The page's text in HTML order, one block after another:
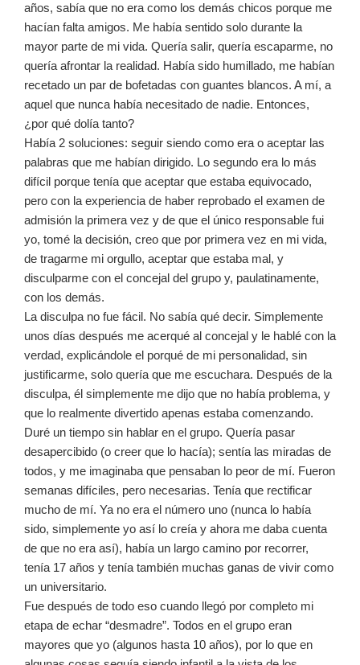
años, sabía que no era como los demás chicos porque me
hacían falta amigos. Me había sentido solo durante la
mayor parte de mi vida. Quería salir, quería escaparme, no
quería afrontar la realidad. Había sido humillado, me habían
recetado un par de bofetadas con guantes blancos. A mí, a
aquel que nunca había necesitado de nadie. Entonces,
¿por qué dolía tanto?
Había 2 soluciones: seguir siendo como era o aceptar las
palabras que me habían dirigido. Lo segundo era lo más
difícil porque tenía que aceptar que estaba equivocado,
pero con la experiencia de haber reprobado el examen de
admisión la primera vez y de que el único responsable fui
yo, tomé la decisión, creo que por primera vez en mi vida,
de tragarme mi orgullo, aceptar que estaba mal, y
disculparme con el concejal del grupo y, paulatinamente,
con los demás.
La disculpa no fue fácil. No sabía qué decir. Simplemente
unos días después me acerqué al concejal y le hablé con la
verdad, explicándole el porqué de mi personalidad, sin
justificarme, solo quería que me escuchara. Después de la
disculpa, él simplemente me dijo que no había problema, y
que lo realmente divertido apenas estaba comenzando.
Duré un tiempo sin hablar en el grupo. Quería pasar
desapercibido (o creer que lo hacía); sentía las miradas de
todos, y me imaginaba que pensaban lo peor de mí. Fueron
semanas difíciles, pero necesarias. Tenía que rectificar
mucho de mí. Ya no era el número uno (nunca lo había
sido, simplemente yo así lo creía y ahora me daba cuenta
de que no era así), había un largo camino por recorrer,
tenía 17 años y tenía también muchas ganas de vivir como
un universitario.
Fue después de todo eso cuando llegó por completo mi
etapa de echar “desmadre”. Todos en el grupo eran
mayores que yo (algunos hasta 10 años), por lo que en